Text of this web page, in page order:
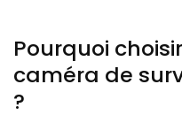
Pourquoi
caméra de
?